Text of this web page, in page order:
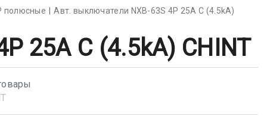
полюсные
Авт. выключатели NXB-63S 4P 25A С (4.5kA)
25A С (4.5kA) CHINT